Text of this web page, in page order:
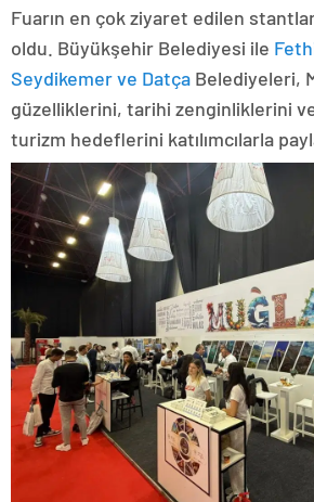
Fuarın en çok ziyaret edilen
oldu. Büyükşehir Belediyesi ile
Seydikemer ve Datça Belediyeleri,
güzelliklerini, tarihi zenginliklerini
turizm hedeflerini katılımcılarla